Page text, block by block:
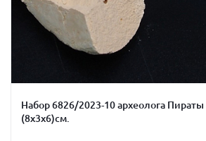
Набор 6826/2023-10 археолога Пираты
(8х3х6)см.